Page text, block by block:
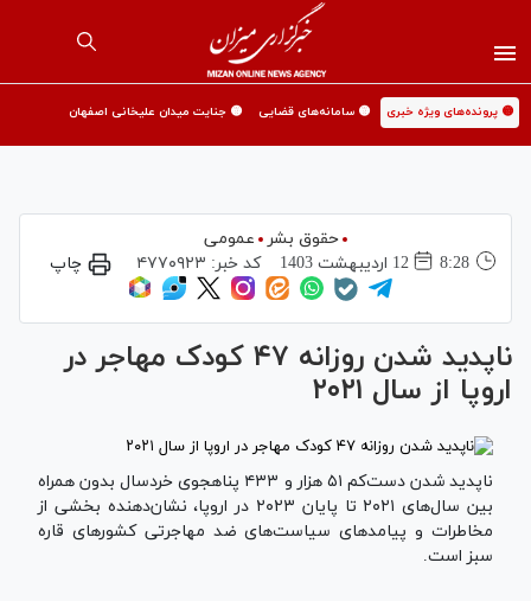
🟡 پرونده‌های ویژه خبری 🟡 سامانه‌های قضایی 🟡 جنایت میدان علیخانی اصفهان
حقوق بشر
عمومی
8:28
12 ارديبهشت 1403 کد خبر: ۴۷۷۰۹۲۳ چاپ
ناپدید شدن روزانه ۴۷ کودک مهاجر در
اروپا از سال ۲۰۲۱
ناپدید شدن دست‌کم ۵۱ هزار و ۴۳۳ پناهجوی خردسال بدون همراه
بین سال‌های ۲۰۲۱ تا پایان ۲۰۲۳ در اروپا، نشان‌دهنده بخشی از
مخاطرات و پیامدهای سیاست‌های ضد مهاجرتی کشورهای قاره
سبز است.